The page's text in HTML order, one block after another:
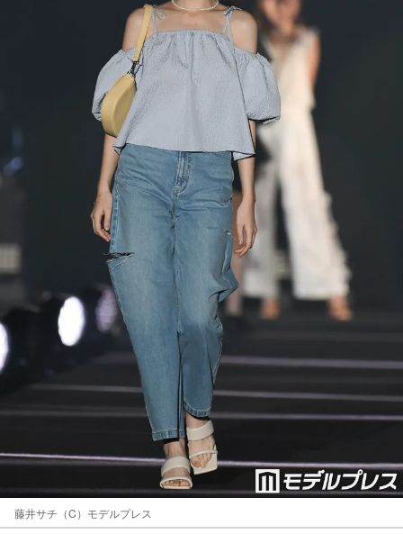
藤井サチ（C）モデルプレス